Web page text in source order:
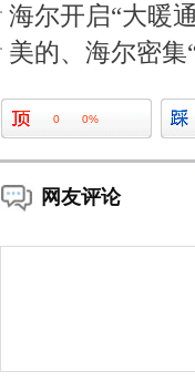
海尔开启“大暖
美的、海尔密集
0 0%
网友评论